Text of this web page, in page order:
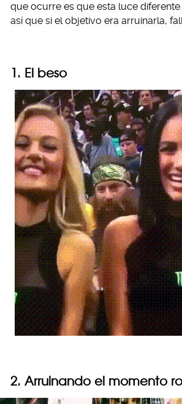
que ocurre es que esta luce
así que si el objetivo era arruinarla,
1. El beso
2. Arruinando el momento